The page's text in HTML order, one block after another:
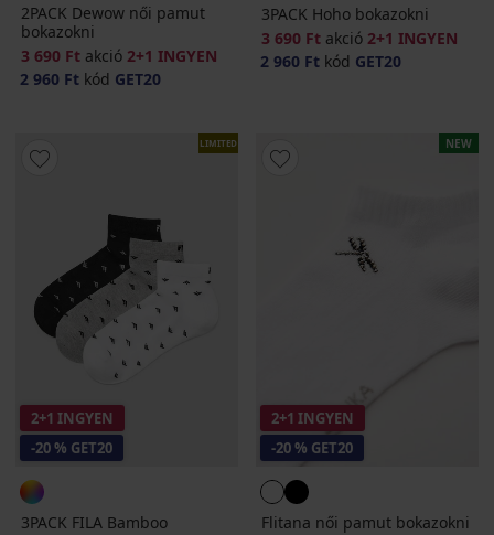
2PACK Dewow női pamut
bokazokni
3 690 Ft akció 2+1 INGYEN
2 960 Ft kód GET20
3PACK Hoho bokazokni
3 690 Ft akció 2+1 INGYEN
2 960 Ft kód GET20
LIMITED
2+1 INGYEN
-20 % GET20
3PACK FILA Bamboo
NEW
2+1 INGYEN
-20 % GET20
Flitana női pamut bokazokni